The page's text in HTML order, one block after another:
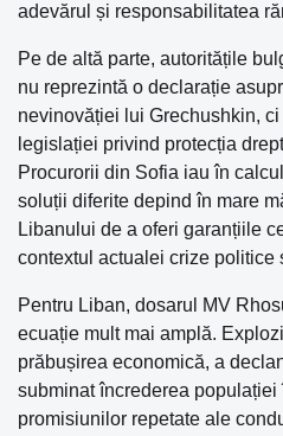
adevărul și responsabilitatea
Pe de altă parte, autoritățile
nu reprezintă o declarație
nevinovăției lui Grechushkin,
legislației privind protecția
Procurorii din Sofia iau în
soluții diferite depind în mare
Libanului de a oferi garanțiile
contextul actualei crize politice
Pentru Liban, dosarul MV
ecuație mult mai amplă.
prăbușirea economică, a
subminat încrederea populației
promisiunilor repetate ale